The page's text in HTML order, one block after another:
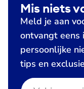
Mis niets
Meld je aan
ontvangt eens
persoonlijke
tips en
E-mailadres